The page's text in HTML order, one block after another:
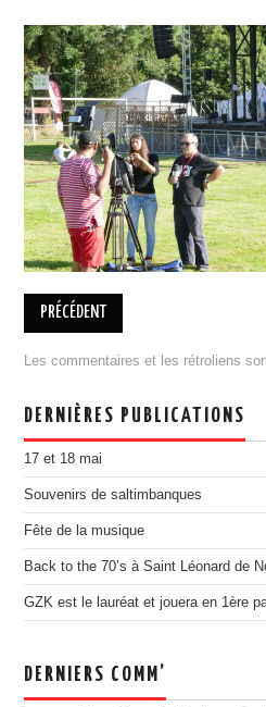
BILLETTERIE 18 MAI COBI
PRATIQUE
ASSOCIATION
L’ÉQUIPE
ADHÉSION, DON
ESPACE MEMBRES
MENTIONS LÉGALES
DESINSCRIPTION
PARTENAIRES
DEVENIR PARTENAIRE
ILS NOUS ONT SOUTENU
PORTOFOLIO
ÉDITION 2021
EDITION 2017
EDITION 2016
EDITION 2015
EDITION 2014
EDITION 2012
PRÉCÉDENT
Les commentaires et les rétroliens
DERNIÈRES PUBLICATIONS
17 et 18 mai
Souvenirs de saltimbanques
Fête de la musique
Back to the 70’s à Saint Léonard de
GZK est le lauréat et jouera en 1ère
DERNIERS COMM’